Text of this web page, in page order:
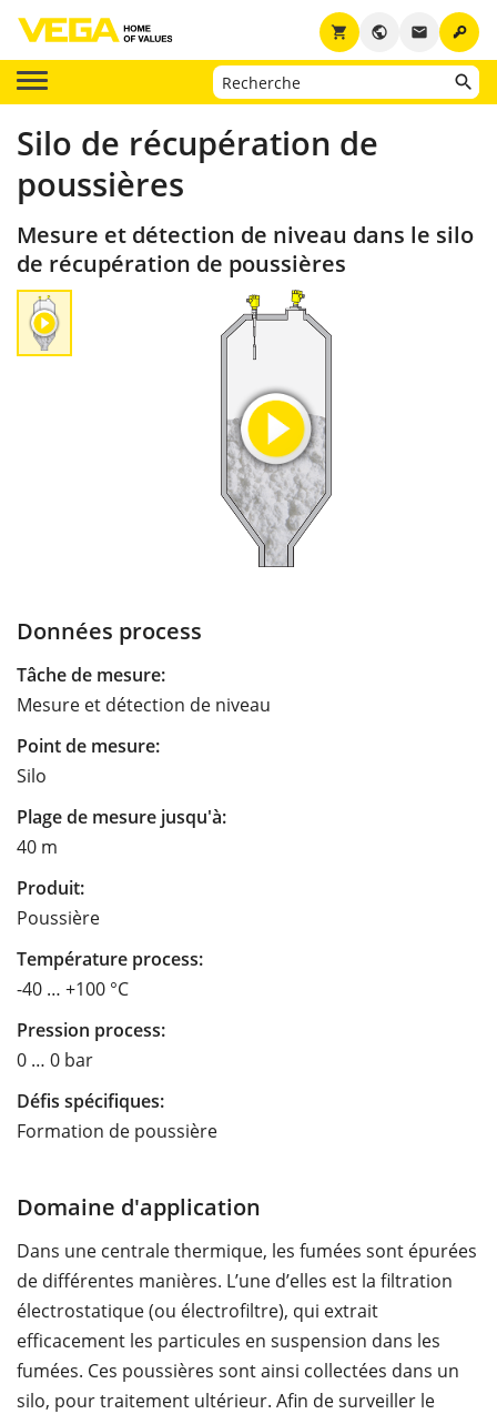
key
email
public
shopping_cart
Silo de récupération de
poussières
Mesure et détection de niveau dans le silo
de récupération de poussières
Données process
Tâche de mesure:
Mesure et détection de niveau
Point de mesure:
Silo
Plage de mesure jusqu'à:
40 m
Produit:
Poussière
Température process:
-40 … +100 °C
Pression process:
0 … 0 bar
Défis spécifiques:
Formation de poussière
Domaine d'application
Dans une centrale thermique, les fumées sont épurées
de différentes manières. L’une d’elles est la filtration
électrostatique (ou électrofiltre), qui extrait
efficacement les particules en suspension dans les
fumées. Ces poussières sont ainsi collectées dans un
silo, pour traitement ultérieur. Afin de surveiller le